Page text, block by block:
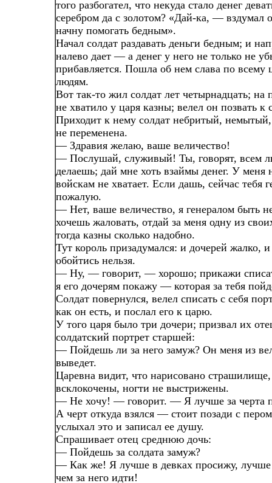
того разбогател, что некуда стало денег
серебром да с золотом? «Дай-ка, — вздумал
начну помогать бедным».
Начал солдат раздавать деньги бедным; и
налево дает — а денег у него не только не
прибавляется. Пошла об нем слава по всему
людям.
Вот так-то жил солдат лет четырнадцать; на
не хватило у царя казны; велел он позвать к
Приходит к нему солдат небритый,
не переменена.
— Здравия желаю, ваше величество!
— Послушай, служивый! Ты, говорят, всем
делаешь; дай мне хоть взаймы денег. У меня
войскам не хватает. Если дашь, сейчас тебя
пожалую.
— Нет, ваше величество, я генералом быть
хочешь жаловать, отдай за меня одну из
тогда казны сколько надобно.
Тут король призадумался: и дочерей жалко, и
обойтись нельзя.
— Ну, — говорит, — хорошо; прикажи
я его дочерям покажу — которая за тебя
Солдат повернулся, велел списать с себя
как он есть, и послал его к царю.
У того царя было три дочери; призвал их
солдатский портрет старшей:
— Пойдешь ли за него замуж? Он меня из
выведет.
Царевна видит, что нарисовано страшилище,
всклокочены, ногти не выстрижены.
— Не хочу! — говорит. — Я лучше за черта
А черт откуда взялся — стоит позади с
услыхал это и записал ее душу.
Спрашивает отец среднюю дочь:
— Пойдешь за солдата замуж?
— Как же! Я лучше в девках просижу, лучше
чем за него идти!